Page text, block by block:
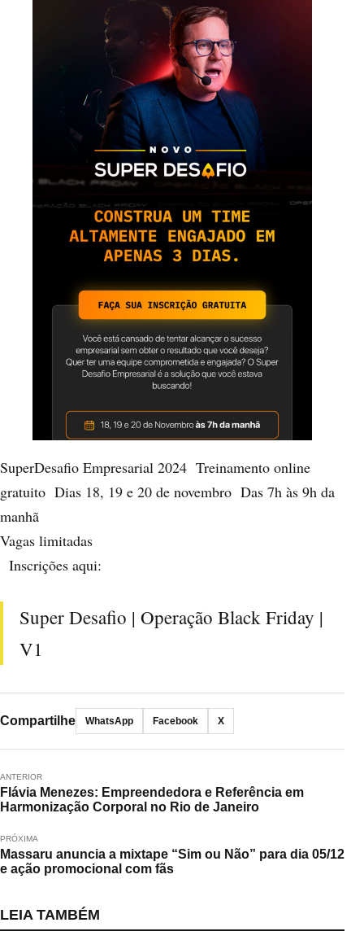
SuperDesafio Empresarial 2024 Treinamento online
gratuito Dias 18, 19 e 20 de novembro Das 7h às 9h da
manhã
Vagas limitadas
Inscrições aqui:
Super Desafio | Operação Black Friday |
V1
Compartilhe WhatsApp Facebook X
ANTERIOR
Flávia Menezes: Empreendedora e Referência em
Harmonização Corporal no Rio de Janeiro
PRÓXIMA
Massaru anuncia a mixtape “Sim ou Não” para dia 05/12
e ação promocional com fãs
LEIA TAMBÉM